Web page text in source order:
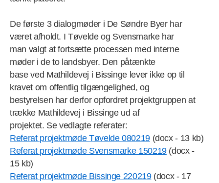
De første 3 dialogmøder i De Søndre Byer har
været afholdt. I Tøvelde og Svensmarke har
man valgt at fortsætte processen med interne
møder i de to landsbyer. Den påtænkte
base ved Mathildevej i Bissinge lever ikke op til
kravet om offentlig tilgængelighed, og
bestyrelsen har derfor opfordret projektgruppen at
trække Mathildevej i Bissinge ud af
projektet. Se vedlagte referater:
Referat projektmøde Tøvelde 080219(docx - 13 kb)
Referat projektmøde Svensmarke 150219(docx -
15 kb)
Referat projektmøde Bissinge 220219(docx - 17